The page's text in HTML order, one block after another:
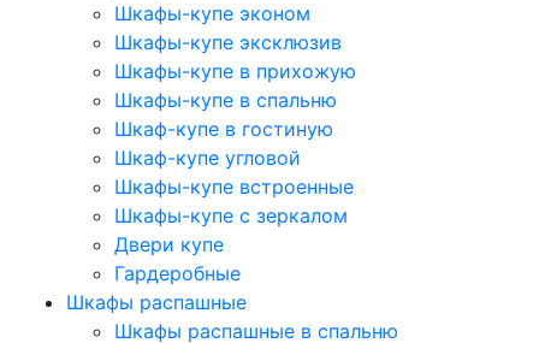
Шкафы-купе эконом
Шкафы-купе эксклюзив
Шкафы-купе в прихожую
Шкафы-купе в спальню
Шкаф-купе в гостиную
Шкаф-купе угловой
Шкафы-купе встроенные
Шкафы-купе с зеркалом
Двери купе
Гардеробные
Шкафы распашные
Шкафы распашные в спальню